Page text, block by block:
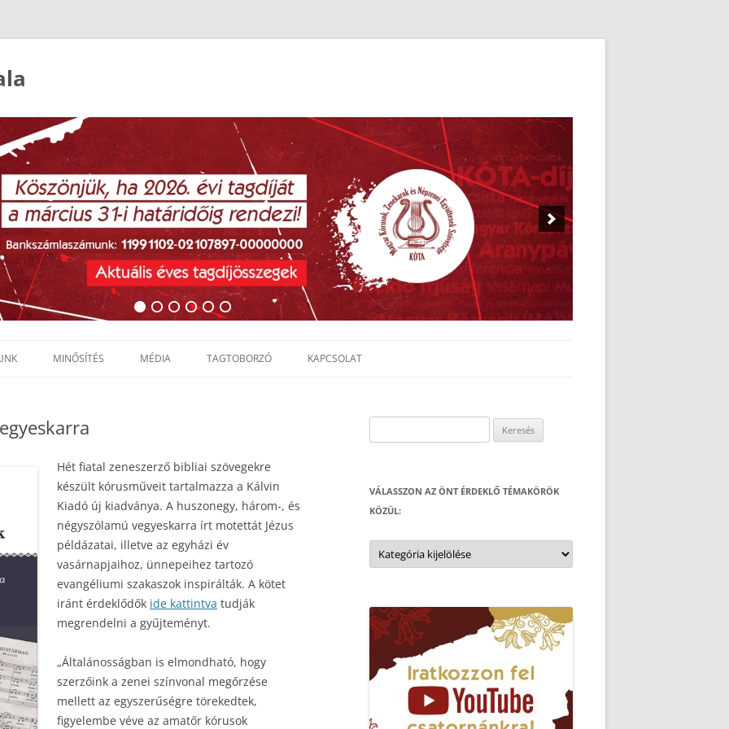
ÉS ZENEPEDAGÓGIAI
MINŐSÍTÉS
ÉNEKLŐ IFJÚSÁG ESEMÉNYNAPTÁR
ÉNEKLŐ MAGYARORSZÁG
FELHÍVÁS
ÉNEKLŐ MAGYARORSZÁG
ESEMÉNYNAPTÁR
MÉDIA
VIDEÓK, HANGFELVÉTELEK
ZENESZÓ
TAGTOBORZÓ KAPCSOLAT
Hét fiatal zeneszerző bibliai szövegekre
készült kórusműveit tartalmazza a Kálvin
Kiadó új kiadványa. A huszonegy, három-, és
négyszólamú vegyeskarra írt motettát Jézus
példázatai, illetve az egyházi év
vasárnapjaihoz, ünnepeihez tartozó
evangéliumi szakaszok inspirálták. A kötet
iránt érdeklődők ide kattintva tudják
megrendelni a gyűjteményt.
„Általánosságban is elmondható, hogy
szerzőink a zenei színvonal megőrzése
mellett az egyszerűségre törekedtek,
figyelembe véve az amatőr kórusok
VÁLASSZON AZ ÖNT ÉRDEKLŐ TÉMAKÖRÖK
KÖZÜL:
Válasszon
az
Önt